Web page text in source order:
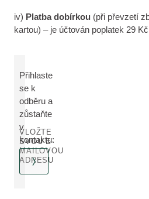
iv) Platba dobírkou (při převzetí
kartou) – je účtován poplatek 29
Přihlaste
se k
odběru a
zůstaňte
v
kontaktu:
VLOŽTE
SVOU E-
MAILOVOU
ADRESU